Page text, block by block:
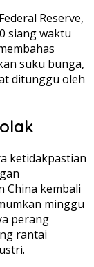
Reserve,
siang waktu
suku bunga,
ditunggu oleh
ketidakpastian
China kembali
minggu
perang
rantai